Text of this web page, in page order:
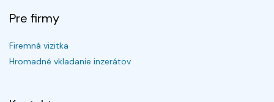
Pre firmy
Firemná vizitka
Hromadné vkladanie inzerátov